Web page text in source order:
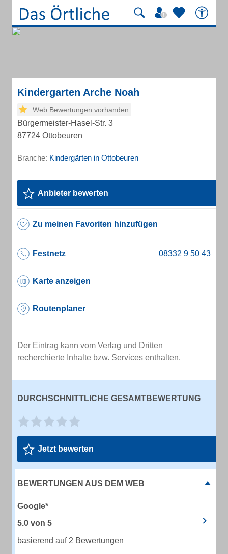
Kindergarten Arche Noah
Web Bewertungen vorhanden
Bürgermeister-Hasel-Str. 3
87724 Ottobeuren
Branche: Kindergärten in Ottobeuren
Anbieter bewerten
Zu meinen Favoriten hinzufügen
Festnetz
Karte anzeigen
Routenplaner
Der Eintrag kann vom Verlag und Dritten
recherchierte Inhalte bzw. Services enthalten.
DURCHSCHNITTLICHE GESAMTBEWERTUNG
Jetzt bewerten
BEWERTUNGEN AUS DEM WEB
Google*
5.0 von 5
basierend auf 2 Bewertungen